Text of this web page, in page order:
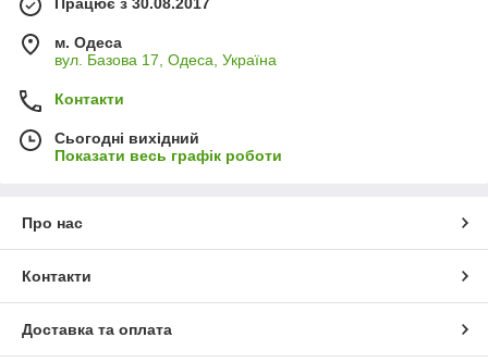
м. Одеса
вул. Базова 17, Одеса, Україна
Контакти
Сьогодні вихідний
Показати весь графік роботи
Про нас
Контакти
Доставка та оплата